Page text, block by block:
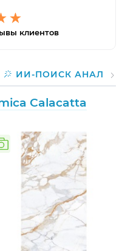
клиентов
ИИ-ПОИСК
Calacatta